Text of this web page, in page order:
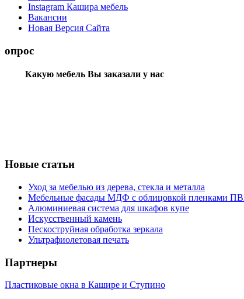
Instagram Кашира мебель
Вакансии
Новая Версия Сайта
опрос
Какую мебель Вы заказали у нас
Новые статьи
Уход за мебелью из дерева, стекла и металла
Мебельные фасады МДФ с облицовкой пленками
Алюминиевая система для шкафов купе
Искусственный камень
Пескоструйная обработка зеркала
Ультрафиолетовая печать
Партнеры
Пластиковые окна в Кашире и Ступино